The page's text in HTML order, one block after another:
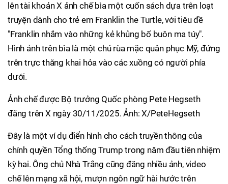
lên tài khoản X ảnh chế bìa một cuốn sách dựa trên loạt
truyện dành cho trẻ em Franklin the Turtle, với tiêu đề
"Franklin nhắm vào những kẻ khủng bố buôn ma túy".
Hình ảnh trên bìa là một chú rùa mặc quân phục Mỹ, đứng
trên trực thăng khai hỏa vào các xuồng có người phía
dưới.
Ảnh chế được Bộ trưởng Quốc phòng Pete Hegseth
đăng trên X ngày 30/11/2025. Ảnh: X/PeteHegseth
Đây là một ví dụ điển hình cho cách truyền thông của
chính quyền Tổng thống Trump trong năm đầu tiên nhiệm
kỳ hai. Ông chủ Nhà Trắng cũng đăng nhiều ảnh, video
chế lên mạng xã hội, mượn ngôn ngữ hài hước trên